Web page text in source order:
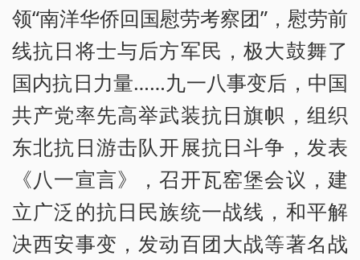
领“南洋华侨回国慰劳考察团”，慰劳前
线抗日将士与后方军民，极大鼓舞了
国内抗日力量……九一八事变后，中国
共产党率先高举武装抗日旗帜，组织
东北抗日游击队开展抗日斗争，发表
《八一宣言》，召开瓦窑堡会议，建
立广泛的抗日民族统一战线，和平解
决西安事变，发动百团大战等著名战